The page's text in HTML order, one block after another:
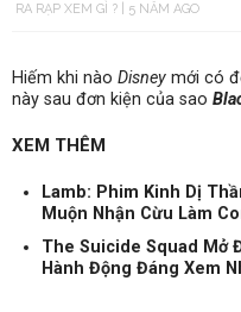
RA RẠP XEM GÌ ? 5 NĂM AGO
Hiếm khi nào Disney mới có
này sau đơn kiện của sao
XEM THÊM
Lamb: Phim Kinh Dị
Muộn Nhận Cừu Làm
The Suicide Squad Mở
Hành Động Đáng Xem